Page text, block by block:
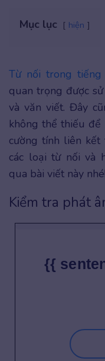
Mục lục hiện
Từ nối trong tiếng
quan trọng được
và văn viết. Đây
không thể thiếu để
cường tính liên kết
các loại từ nối và
qua bài viết này nhé!
Kiểm tra phát
{{